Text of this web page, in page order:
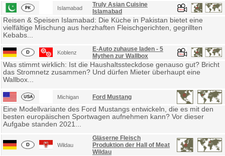
Islamabad
Truly Asian Cuisine
Islamabad
Reisen & Speisen Islamabad: Die Küche in Pakistan bietet eine
vielfältige Mischung aus herzhaften Fleischgerichten, gegrillten
Kebabs...
Koblenz
E-Auto zuhause laden - 5
Mythen zur Wallbox
Was stimmt wirklich: Ist die Haushaltssteckdose genauso gut? Bricht
das Stromnetz zusammen? Und dürfen Mieter überhaupt eine
Wallbox...
Michigan Ford Mustang
Eine Modellvariante des Ford Mustangs entwickeln, die es mit den
besten europäischen Sportwagen aufnehmen kann? Vor dieser
Aufgabe standen 2021...
Wildau
Gläserne Fleisch
Produktion der Hall of Meat
Wildau